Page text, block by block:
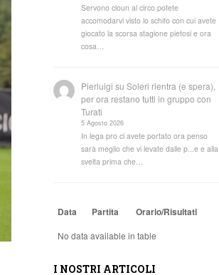
Servono cloun al circo potete
accomodarvi visto lo schifo con cui avete
giocato la scorsa stagione pietosi e ora
cosa…
Pierluigi suSoleri rientra (e spera),
per ora restano tutti in gruppo con
Turati
5 Agosto 2026
In lega pro ci avete portato ora penso
sarà meglio che vi levate dalle p...e e alla
svelta prima che…
Data Partita Orario/Risultati
No data available in table
I NOSTRI ARTICOLI